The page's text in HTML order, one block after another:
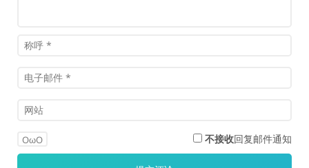
OωO 不接收回复邮件通知